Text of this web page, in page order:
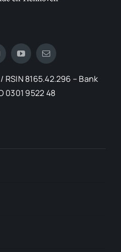
RSIN 8165.42.296 – Bank
0301 9522 48